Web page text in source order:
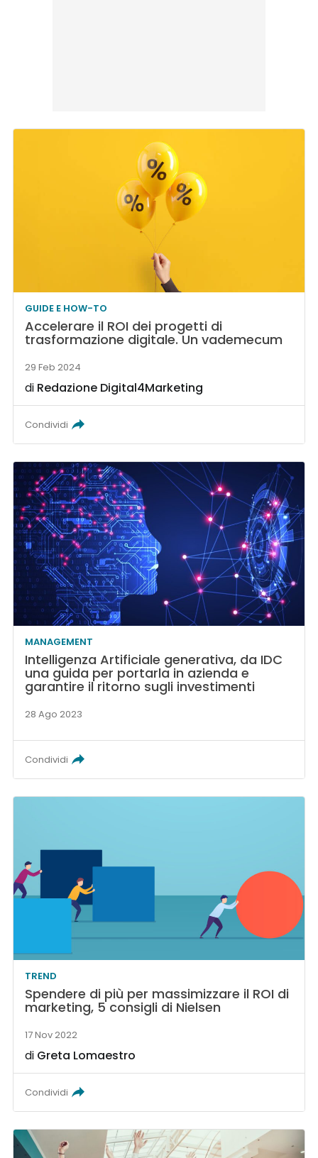
GUIDE E HOW-TO
Accelerare il ROI dei progetti di
trasformazione digitale. Un vademecum
29 Feb 2024
di Redazione Digital4Marketing
Condividi
MANAGEMENT
Intelligenza Artificiale generativa, da IDC
una guida per portarla in azienda e
garantire il ritorno sugli investimenti
28 Ago 2023
Condividi
TREND
Spendere di più per massimizzare il ROI di
marketing, 5 consigli di Nielsen
17 Nov 2022
di Greta Lomaestro
Condividi